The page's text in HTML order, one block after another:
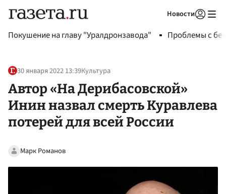
Новости
Покушение на главу "Уралдронзавода" Проблемы с
30 января 2022 13:39Культура
Автор «На Дерибасовской»
Инин назвал смерть Куравлева
потерей для всей России
Марк Романов